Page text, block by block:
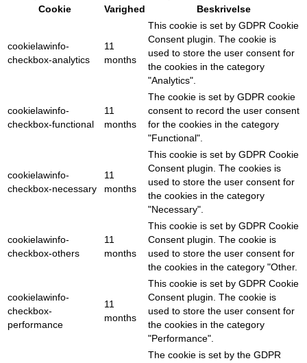
Cookie
Varighed Beskrivelse
cookielawinfo-
checkbox-analytics
11
months
This cookie is set by GDPR Cookie
Consent plugin. The cookie is
used to store the user consent for
the cookies in the category
"Analytics".
cookielawinfo-
checkbox-functional
11
months
The cookie is set by GDPR cookie
consent to record the user consent
for the cookies in the category
"Functional".
cookielawinfo-
checkbox-necessary
11
months
This cookie is set by GDPR Cookie
Consent plugin. The cookies is
used to store the user consent for
the cookies in the category
"Necessary".
cookielawinfo-
checkbox-others
11
months
This cookie is set by GDPR Cookie
Consent plugin. The cookie is
used to store the user consent for
the cookies in the category "Other.
cookielawinfo-
checkbox-
performance
11
months
This cookie is set by GDPR Cookie
Consent plugin. The cookie is
used to store the user consent for
the cookies in the category
"Performance".
The cookie is set by the GDPR